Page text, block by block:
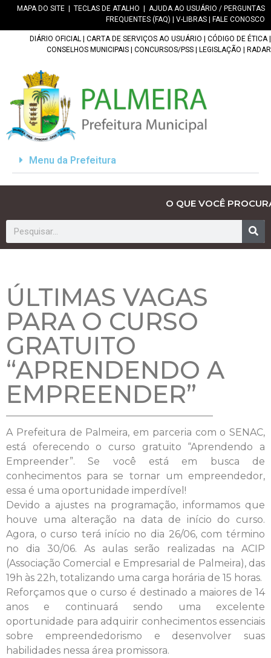
MAPA DO SITE TECLAS DE ATALHO
AJUDA AO USUÁRIO / PERGUNTAS
FREQUENTES (FAQ)
V-LIBRAS FALE CONOSCO
DIÁRIO OFICIAL CARTA DE SERVIÇOS AO USUÁRIO CÓDIGO DE ÉTICA|
CONSELHOS MUNICIPAIS
CONCURSOS/PSS LEGISLAÇÃO RADAR
Menu da Prefeitura
O QUE VOCÊ
ÚLTIMAS VAGAS
PARA O CURSO
GRATUITO
“APRENDENDO A
EMPREENDER”
A Prefeitura de Palmeira, em parceria com o SENAC,
está oferecendo o curso gratuito “Aprendendo a
Empreender”. Se você está em busca de
conhecimentos para se tornar um empreendedor,
essa é uma oportunidade imperdível!
Devido a ajustes na programação, informamos que
houve uma alteração na data de início do curso.
Agora, o curso terá início no dia 26/06, com término
no dia 30/06. As aulas serão realizadas na ACIP
(Associação Comercial e Empresarial de Palmeira), das
19h às 22h, totalizando uma carga horária de 15 horas.
Reforçamos que o curso é destinado a maiores de 14
anos e continuará sendo uma excelente
oportunidade para adquirir conhecimentos essenciais
sobre empreendedorismo e desenvolver suas
habilidades nessa área promissora.